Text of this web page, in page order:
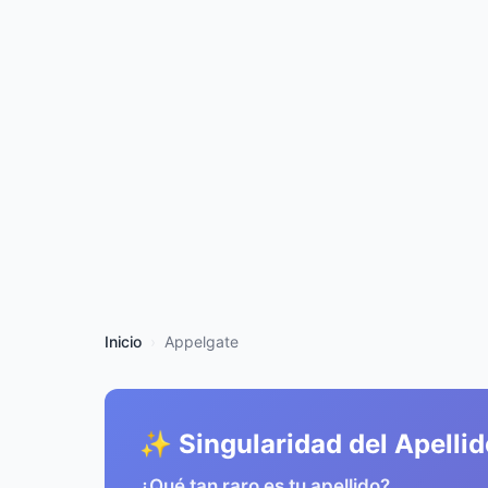
Inicio Appelgate
✨ Singularidad del